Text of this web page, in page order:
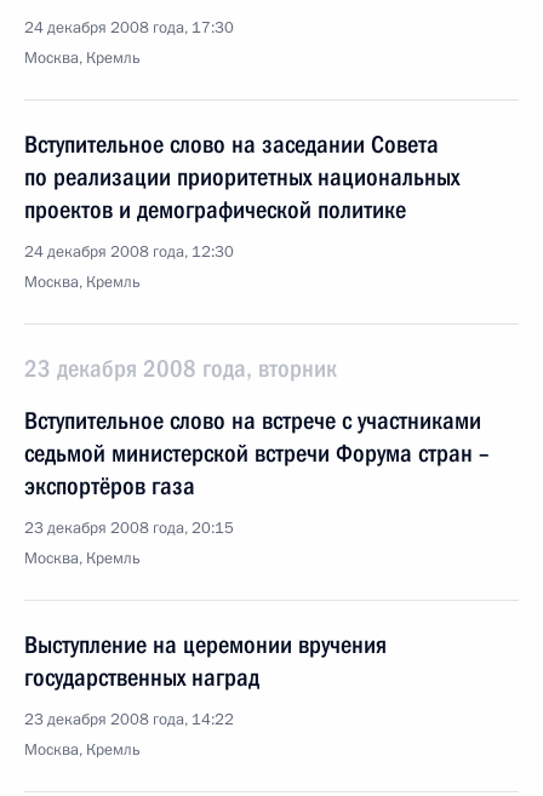
24 декабря 2008 года, 17:30
Москва, Кремль
Вступительное слово на заседании Совета
по реализации приоритетных национальных
проектов и демографической политике
24 декабря 2008 года, 12:30
Москва, Кремль
23 декабря 2008 года, вторник
Вступительное слово на встрече с участниками
седьмой министерской встречи Форума стран –
экспортёров газа
23 декабря 2008 года, 20:15
Москва, Кремль
Выступление на церемонии вручения
государственных наград
23 декабря 2008 года, 14:22
Москва, Кремль